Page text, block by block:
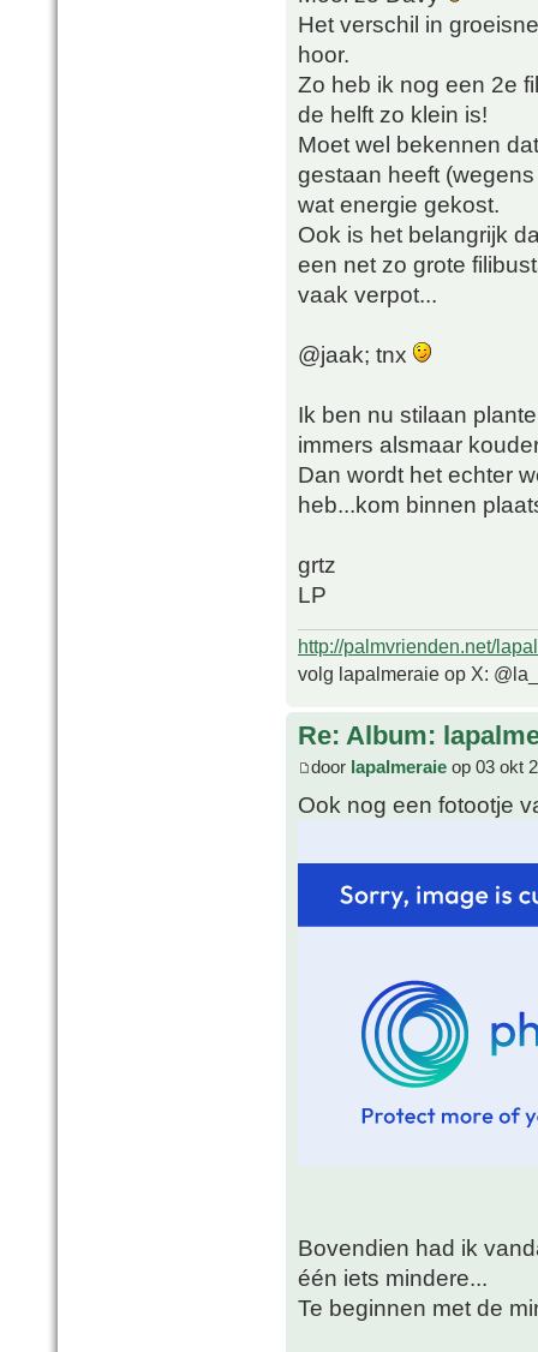
Het verschil in
hoor.
Zo heb ik nog een 2e
de helft zo klein is!
Moet wel bekennen
gestaan heeft
wat energie gekost.
Ook is het belangrijk
een net zo grote
vaak verpot...
@jaak; tnx
Ik ben nu stilaan
immers alsmaar
Dan wordt het echter
heb...kom binnen
grtz
LP
http://palmvrienden.net/
volg lapalmeraie op X:
Re: Album:
door lapalmeraie op 03 okt
Ook nog een fotootje
Bovendien had ik
één iets mindere...
Te beginnen met de